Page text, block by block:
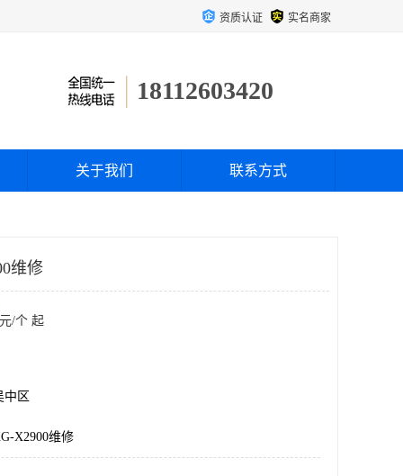
资质认证 实名商家
18112603420
关于我们 联系方式
维修
元/个 起
中区
X2900维修